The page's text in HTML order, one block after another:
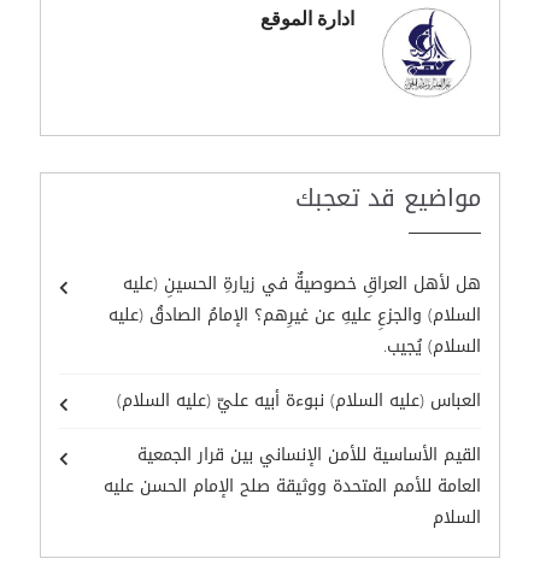
ادارة الموقع
مواضيع قد تعجبك
هل لأهل العراقِ خصوصيةٌ في زيارةِ الحسينِ (عليه
السلام) والجزعِ عليهِ عن غيرِهم؟ الإمامُ الصادقُ (عليه
السلام) يُجيب.
العباس (عليه السلام) نبوءة أبيه عليّ (عليه السلام)
القيم الأساسية للأمن الإنساني بين قرار الجمعية
العامة للأمم المتحدة ووثيقة صلح الإمام الحسن عليه
السلام